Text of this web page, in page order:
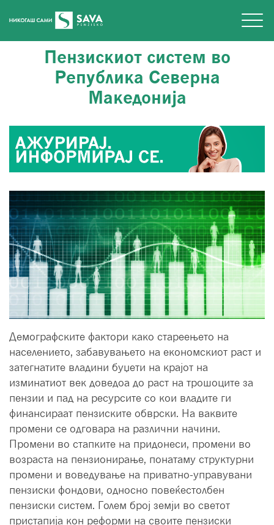
Пензискиот систем во
Република Северна
Македонија
Демографските фактори како стареењето на
населението, забавувањето на економскиот раст и
затегнатите владини буџети на крајот на
изминатиот век доведоа до раст на трошоците за
пензии и пад на ресурсите со кои владите ги
финансираат пензиските обврски. На ваквите
промени се одговара на различни начини.
Промени во стапките на придонеси, промени во
возраста на пензионирање, понатаму структурни
промени и воведување на приватно-управувани
пензиски фондови, односно повеќестолбен
пензиски систем. Голем број земји во светот
пристапија кон реформи на своите пензиски